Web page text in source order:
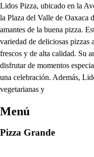
Lidos Pizza, ubicado en la
la Plaza del Valle de Oaxaca
amantes de la buena pizza.
variedad de deliciosas pizzas
frescos y de alta calidad. Su
disfrutar de momentos
una celebración. Además,
vegetarianas y
Menú
Pizza Grande